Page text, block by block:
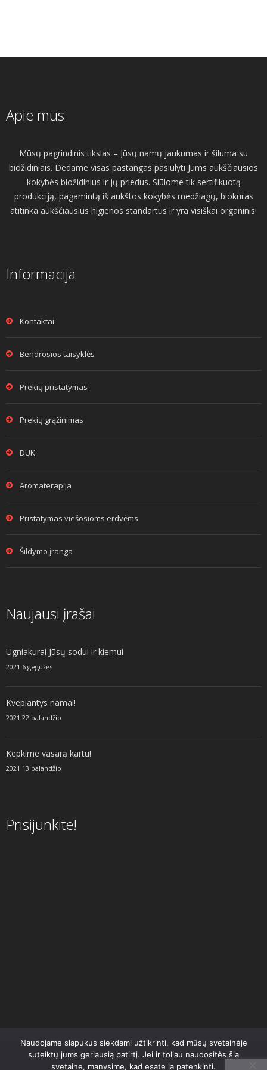
Apie mus
Mūsų pagrindinis tikslas – Jūsų namų jaukumas ir šiluma su
biožidiniais. Dedame visas pastangas pasiūlyti Jums aukščiausios
kokybės biožidinius ir jų priedus. Siūlome tik sertifikuotą
produkciją, pagamintą iš aukštos kokybės medžiagų, biokuras
atitinka aukščiausius higienos standartus ir yra visiškai organinis!
Informacija
Kontaktai
Bendrosios taisyklės
Prekių pristatymas
Prekių grąžinimas
DUK
Aromaterapija
Pristatymas viešosioms erdvėms
Šildymo įranga
Naujausi įrašai
Ugniakurai Jūsų sodui ir kiemui
2021 6 gegužės
Kvepiantys namai!
2021 22 balandžio
Kepkime vasarą kartu!
2021 13 balandžio
Prisijunkite!
Naudojame slapukus siekdami užtikrinti, kad mūsų svetainėje
suteiktų jums geriausią patirtį. Jei ir toliau naudositės šia
svetaine, manysime, kad esate ja patenkinti.